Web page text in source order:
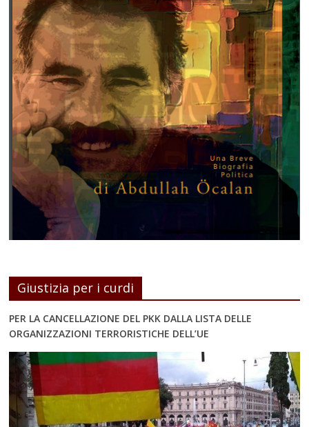
Giustizia per i curdi
PER LA CANCELLAZIONE DEL PKK DALLA LISTA DELLE
ORGANIZZAZIONI TERRORISTICHE DELL’UE